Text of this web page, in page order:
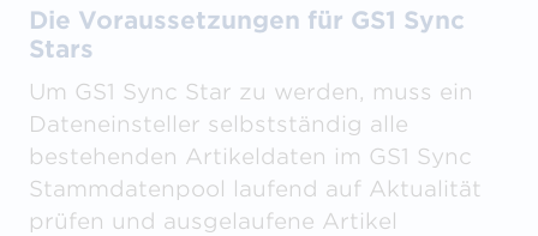
Die Voraussetzungen für GS1 Sync
Stars
Um GS1 Sync Star zu werden, muss ein
Dateneinsteller selbstständig alle
bestehenden Artikeldaten im GS1 Sync
Stammdatenpool laufend auf Aktualität
prüfen und ausgelaufene Artikel